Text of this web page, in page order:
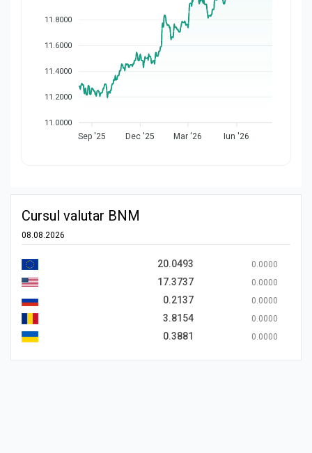
11.8000
11.6000
11.4000
11.2000
11.0000
Sep '25 Dec '25 Mar '26 Iun '26
Cursul valutar BNM
08.08.2026
20.0493 0.0000
17.3737 0.0000
0.2137 0.0000
3.8154 0.0000
0.3881 0.0000